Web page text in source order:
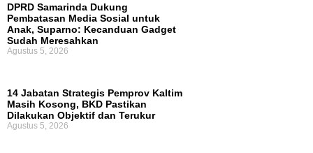
DPRD Samarinda Dukung
Pembatasan Media Sosial untuk
Anak, Suparno: Kecanduan Gadget
Sudah Meresahkan
Agustus 5, 2026
14 Jabatan Strategis Pemprov Kaltim
Masih Kosong, BKD Pastikan
Dilakukan Objektif dan Terukur
Agustus 5, 2026